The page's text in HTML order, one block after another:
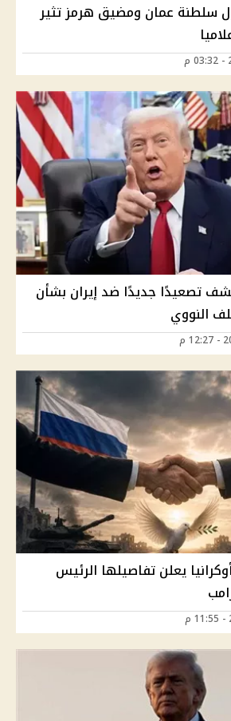
سلطنة عمان ومضيق هرمز تثير
تصعيدًا جديدًا ضد إيران بشأن
النووي
يعلن تفاصيلها الرئيس